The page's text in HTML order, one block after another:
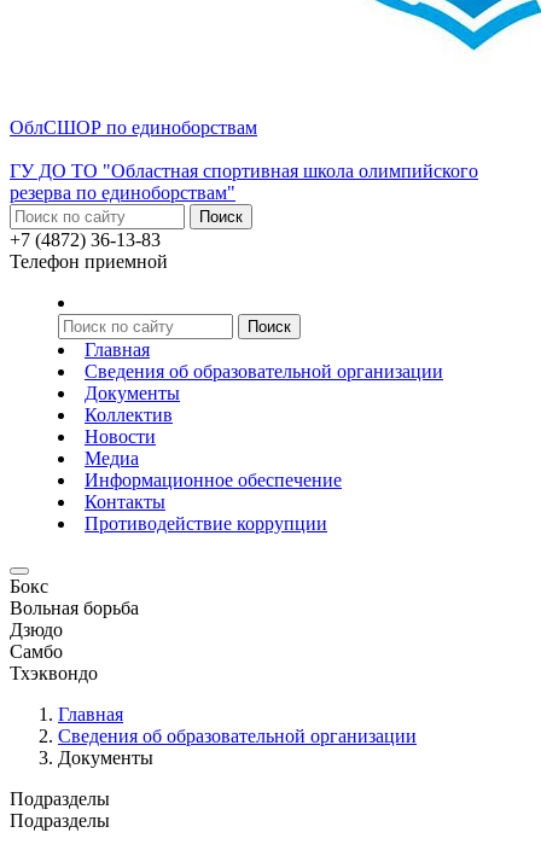
ОблСШОР по единоборствам
ГУ ДО ТО "Областная спортивная школа олимпийского
резерва по единоборствам"
+7 (4872) 36-13-83
Телефон приемной
Главная
Сведения об образовательной организации
Документы
Коллектив
Новости
Медиа
Информационное обеспечение
Контакты
Противодействие коррупции
Бокс
Вольная борьба
Дзюдо
Самбо
Тхэквондо
Главная
Сведения об образовательной организации
Документы
Подразделы
Подразделы